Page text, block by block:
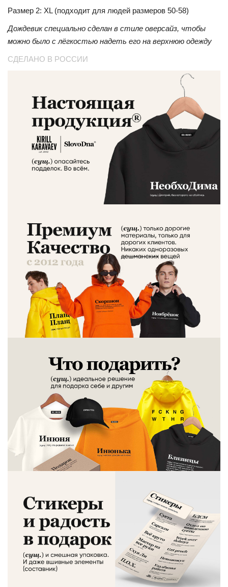
Размер 2: XL (подходит для людей размеров 50-58)
Дождевик специально сделан в стиле оверсайз, чтобы
можно было с лёгкостью надеть его на верхнюю одежду
СДЕЛАНО В РОССИИ